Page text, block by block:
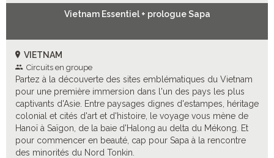
Vietnam Essentiel + prologue Sapa
VIETNAM
Circuits en groupe
Partez à la découverte des sites emblématiques du Vietnam
pour une première immersion dans l'un des pays les plus
captivants d'Asie. Entre paysages dignes d'estampes, héritage
colonial et cités d'art et d'histoire, le voyage vous mène de
Hanoï à Saïgon, de la baie d'Halong au delta du Mékong. Et
pour commencer en beauté, cap pour Sapa à la rencontre
des minorités du Nord Tonkin.